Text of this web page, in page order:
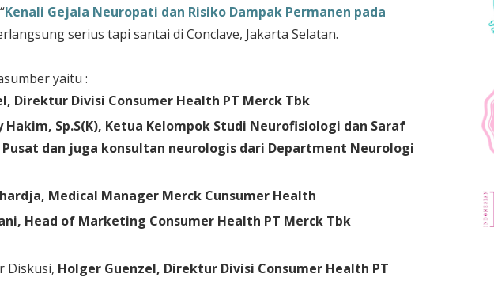
Kenali Gejala Neuropati dan Risiko Dampak Permanen pada
serius tapi santai di Conclave, Jakarta Selatan.
yaitu :
Direktur Divisi Consumer Health PT Merck Tbk
Sp.S(K), Ketua Kelompok Studi Neurofisiologi dan Saraf
Pusat dan juga konsultan neurologis dari Department Neurologi
Medical Manager Merck Cunsumer Health
Head of Marketing Consumer Health PT Merck Tbk
Diskusi, Holger Guenzel, Direktur Divisi Consumer Health PT